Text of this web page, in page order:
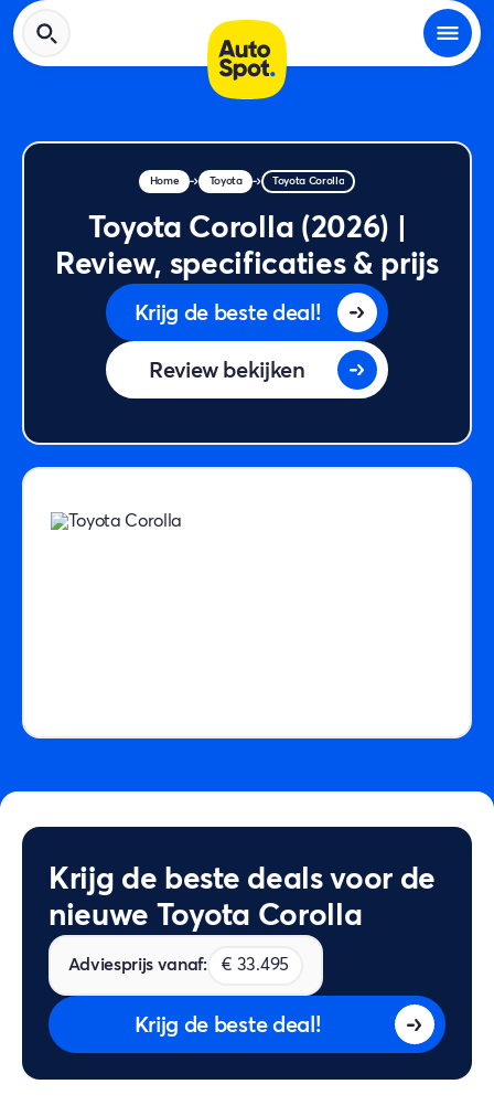
Home Toyota Toyota Corolla
Toyota Corolla (2026) |
Review, specificaties & prijs
Krijg de beste deal!
Review bekijken
Krijg de beste deals voor de
nieuwe Toyota Corolla
Adviesprijs vanaf: € 33.495
Krijg de beste deal!